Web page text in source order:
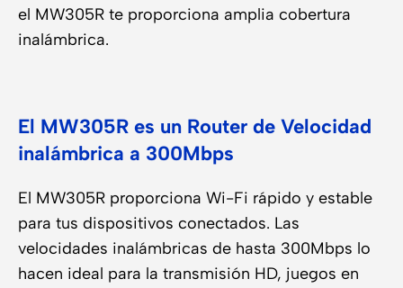
el MW305R te proporciona amplia cobertura
inalámbrica.
El MW305R es un Router de Velocidad
inalámbrica a 300Mbps
El MW305R proporciona Wi-Fi rápido y estable
para tus dispositivos conectados. Las
velocidades inalámbricas de hasta 300Mbps lo
hacen ideal para la transmisión HD, juegos en